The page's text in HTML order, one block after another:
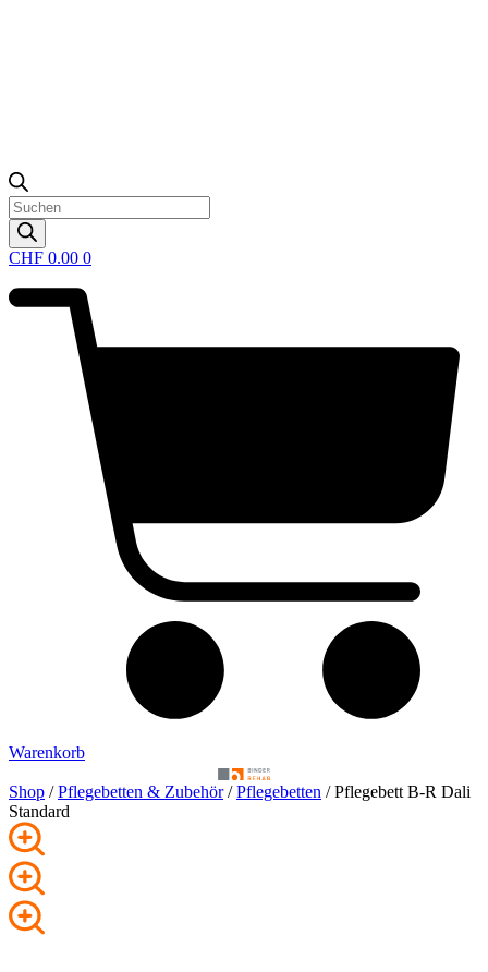
Products
search
CHF 0.00 0
Warenkorb
Shop /Pflege­betten & Zubehör/Pflegebetten / Pflegebett B-R Dali
Standard